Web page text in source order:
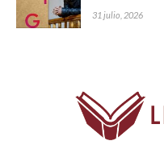
31 julio, 2026